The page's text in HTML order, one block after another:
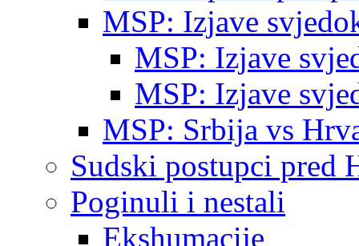
MSP: Izjave
MSP: Izjave
MSP: Izjave
MSP: Srbija vs
Sudski postupci pred
Poginuli i nestali
Ekshumacije